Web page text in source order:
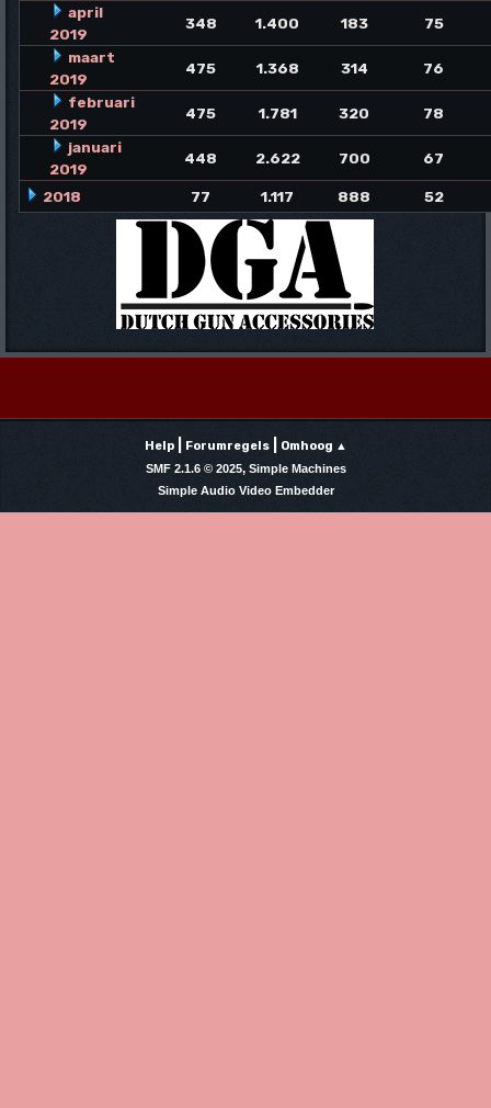
april
2019
348 1.400 183
75
maart
2019
475 1.368 314
76
februari
2019
475 1.781 320
78
januari
2019
448 2.622 700 67
2018 77 1.117 888 52
Help| Forumregels| Omhoog ▲
SMF 2.1.6 © 2025, Simple Machines
Simple Audio Video Embedder